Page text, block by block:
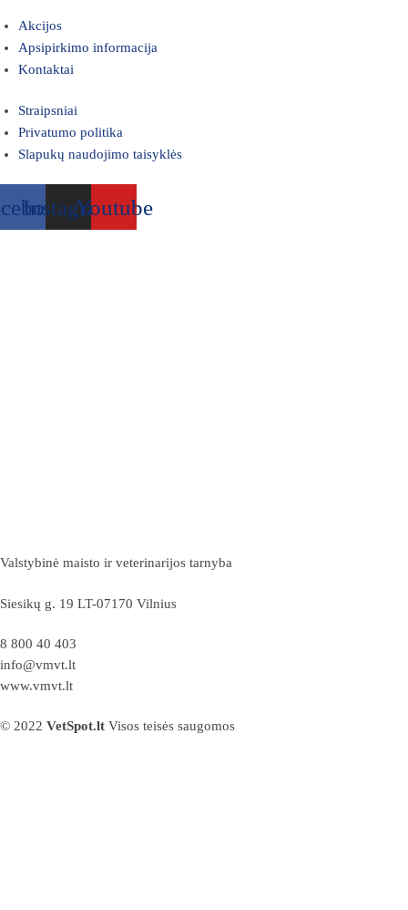
Akcijos
Apsipirkimo informacija
Kontaktai
Straipsniai
Privatumo politika
Slapukų naudojimo taisyklės
InstagramYoutube
Valstybinė maisto ir veterinarijos tarnyba
Siesikų g. 19 LT-07170 Vilnius
8 800 40 403
info@vmvt.lt
www.vmvt.lt
© 2022 VetSpot.lt Visos teisės saugomos